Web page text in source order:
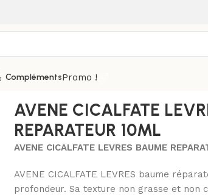
ComplémentsPromo !
AVENE CICALFATE
REPARATEUR 10ML
AVENE CICALFATE LEVRES BAUME
AVENE CICALFATE LEVRES baume
profondeur. Sa texture non grasse et